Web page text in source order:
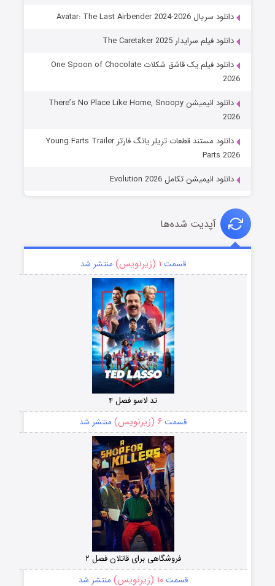
دانلود سریال Avatar: The Last Airbender 2024-2026
دانلود فیلم سرایدار The Caretaker 2025
دانلود فیلم یک قاشق شکلات One Spoon of Chocolate
2026
دانلود انیمیشن There’s No Place Like Home, Snoopy
2026
دانلود مستند قطعات تریلر یانگ فارتز Young Farts Trailer
Parts 2026
دانلود انیمیشن تکامل Evolution 2026
آپدیت شده‌ها
قسمت ۱ (زیرنویس) منتشر شد
تد لاسو فصل ۴
قسمت ۶ (زیرنویس) منتشر شد
فروشگاهی برای قاتلان فصل ۲
قسمت۱۰ (زیرنویس) منتشر شد